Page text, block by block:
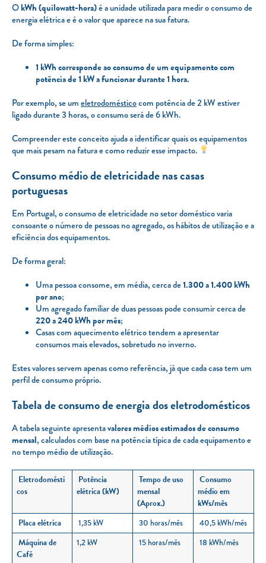
OkWh (quilowatt-hora)é a unidade utilizada para medir o consumo de
energia elétrica e é o valor que aparece na sua fatura.
De forma simples:
1 kWh corresponde ao consumo de um equipamento com
potência de 1 kW a funcionar durante 1 hora.
Por exemplo, se umeletrodomésticocom potência de 2 kW estiver
ligado durante 3 horas, o consumo será de 6 kWh.
Compreender este conceito ajuda a identificar quais os equipamentos
que mais pesam na fatura e como reduzir esse impacto.
Consumo médio de eletricidade nas casas
portuguesas
Em Portugal, o consumo de eletricidade no setor doméstico varia
consoante o número de pessoas no agregado, os hábitos de utilização e a
eficiência dos equipamentos.
De forma geral:
Uma pessoa consome, em média, cerca de1.300 a 1.400 kWh
por ano;
Um agregado familiar de duas pessoas pode consumir cerca de
220 a 240 kWh por mês;
Casas com aquecimento elétrico tendem a apresentar
consumos mais elevados, sobretudo no inverno.
Estes valores servem apenas como referência, já que cada casa tem um
perfil de consumo próprio.
Tabela de consumo de energia dos eletrodomésticos
A tabela seguinte apresentavalores médios estimados de consumo
mensal, calculados com base na potência típica de cada equipamento e
no tempo médio de utilização.
Eletrodomésti
cos
Potência
elétrica (kW)
Tempo de uso
mensal
(Aprox.)
Consumo
médio em
kWs/mês
Placa elétrica
1,35 kW 30 horas/mês 40,5 kWh/mês
Máquina de
Café
1,2 kW 15 horas/mês 18 kWh/mês